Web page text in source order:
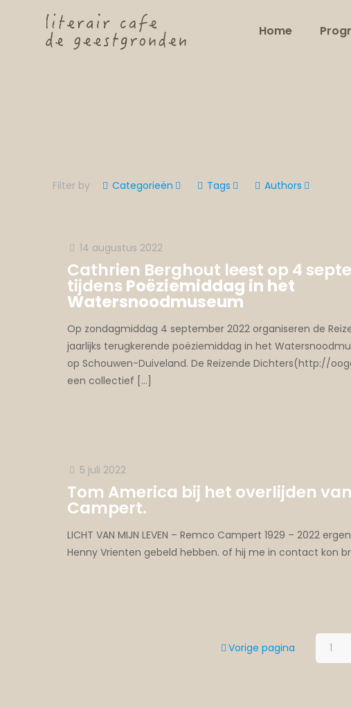
Home
Filter by Categorieën Tags Authors
14 augustus 2022
Cathrien Berghout leest op 4
tijdens Poëziemiddag in het
Watersnoodmuseum
Op zondagmiddag 4 september 2022 organiseren de
jaarlijks terugkerende poëziemiddag in het
op Schouwen-Duiveland. De Reizende Dichters(http://
een collectief […]
5 juli 2022
Tom America bij het overlijden
Campert.
LICHT VAN MIJN LEVEN – Remco Campert 1929 – 2022
Henny Vrienten gebeld hebben. of hij me in contact kon
Vorige pagina 1